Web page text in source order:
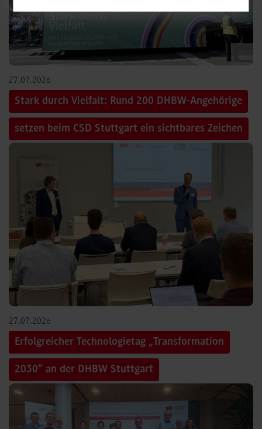
27.07.2026
Stark durch Vielfalt: Rund 200 DHBW-Angehörige
setzen beim CSD Stuttgart ein sichtbares Zeichen
27.07.2026
Erfolgreicher Technologietag „Transformation
2030“ an der DHBW Stuttgart